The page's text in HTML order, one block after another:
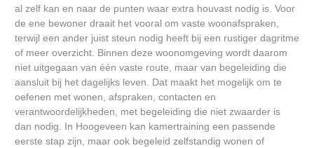
al zelf kan en naar de punten waar extra houvast nodig is. Voor
de ene bewoner draait het vooral om vaste woonafspraken,
terwijl een ander juist steun nodig heeft bij een rustiger dagritme
of meer overzicht. Binnen deze woonomgeving wordt daarom
niet uitgegaan van één vaste route, maar van begeleiding die
aansluit bij het dagelijks leven. Dat maakt het mogelijk om te
oefenen met wonen, afspraken, contacten en
verantwoordelijkheden, met begeleiding die niet zwaarder is
dan nodig. In Hoogeveen kan kamertraining een passende
eerste stap zijn, maar ook begeleid zelfstandig wonen of